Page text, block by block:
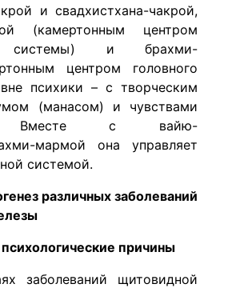
и свадхистхана-чакрой,
(камертонным центром
системы) и брахми-
центром головного
психики – с творческим
(манасом) и чувствами
Вместе с вайю-
мармой она управляет
системой.
различных заболеваний
причины
заболеваний щитовидной